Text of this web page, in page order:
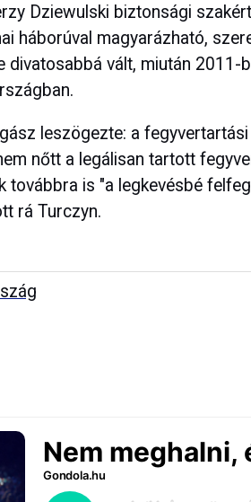
Dziewulski biztonsági
háborúval magyarázható,
divatosabbá vált, miután 2011-
leszögezte: a
nőtt a legálisan tartott
továbbra is "a legkevésbé
rá Turczyn.